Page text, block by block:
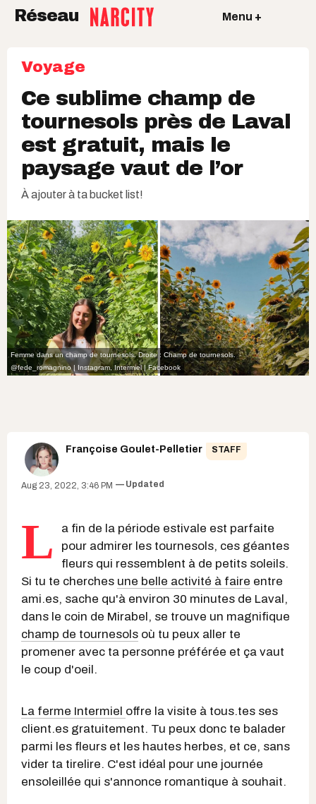
Réseau Menu +
Voyage
Ce sublime champ de
tournesols près de Laval
est gratuit, mais le
paysage vaut de l’or
À ajouter à ta bucket list!
Femme dans un champ de tournesols. Droite : Champ de tournesols.
@fede_romagnino | Instagram,Intermiel | Facebook
Françoise Goulet-Pelletier STAFF
Aug 23, 2022, 3:46 PM Updated
L
a fin de la période estivale est parfaite
pour admirer les tournesols, ces géantes
fleurs qui ressemblent à de petits soleils.
Si tu te cherches une belle activité à faire entre
ami.es, sache qu'à environ 30 minutes de Laval,
dans le coin de Mirabel, se trouve un magnifique
champ de tournesols où tu peux aller te
promener avec ta personne préférée et ça vaut
le coup d'oeil.
La ferme Intermiel offre la visite à tous.tes ses
client.es gratuitement. Tu peux donc te balader
parmi les fleurs et les hautes herbes, et ce, sans
vider ta tirelire. C'est idéal pour une journée
ensoleillée qui s'annonce romantique à souhait.